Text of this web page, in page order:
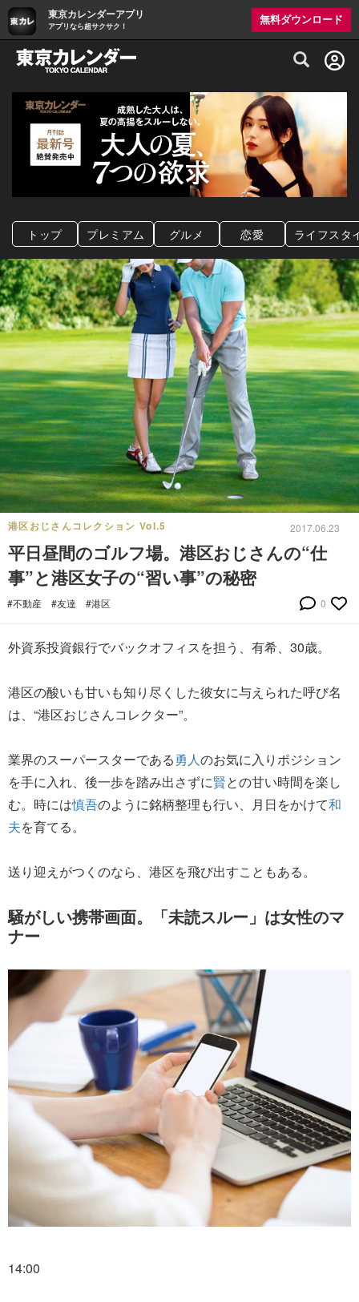
東京カレンダーアプリ
アプリなら超サクサク！
無料ダウンロード
グルメ情報・プレミアムレストラン予約
トップ プレミアム グルメ 恋愛 ライフスタ
港区おじさんコレクション Vol.5 2017.06.23
平日昼間のゴルフ場。港区おじさんの“仕
事”と港区女子の“習い事”の秘密
#不動産 #友達 #港区 0
外資系投資銀行でバックオフィスを担う、有希、30歳。
港区の酸いも甘いも知り尽くした彼女に与えられた呼び名
は、“港区おじさんコレクター”。
業界のスーパースターである勇人のお気に入りポジション
を手に入れ、後一歩を踏み出さずに賢との甘い時間を楽し
む。時には慎吾のように銘柄整理も行い、月日をかけて和
夫を育てる。
送り迎えがつくのなら、港区を飛び出すこともある。
騒がしい携帯画面。「未読スルー」は女性のマ
ナー
14:00